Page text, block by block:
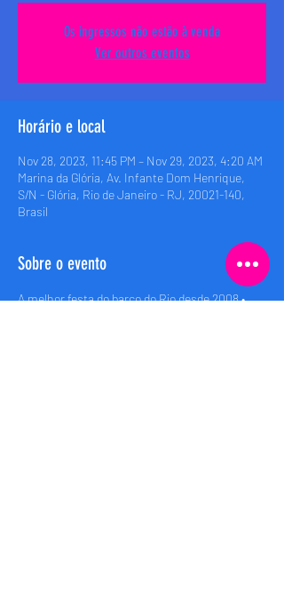
Os ingressos não estão à venda
Ver outros eventos
Horário e local
Nov 28, 2023, 11:45 PM – Nov 29, 2023, 4:20 AM
Marina da Glória, Av. Infante Dom Henrique,
S/N - Glória, Rio de Janeiro - RJ, 20021-140,
Brasil
Sobre o evento
A melhor festa do barco do Rio desde 2008 •